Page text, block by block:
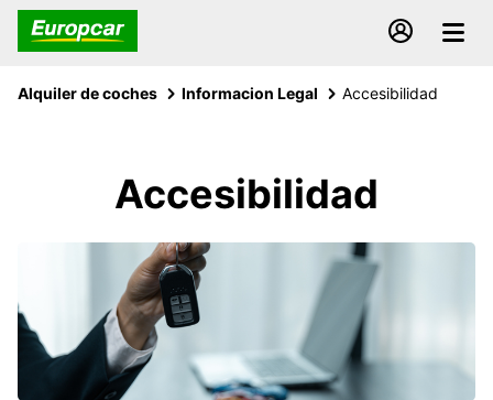
Alquiler de coches Informacion Legal Accesibilidad
Accesibilidad